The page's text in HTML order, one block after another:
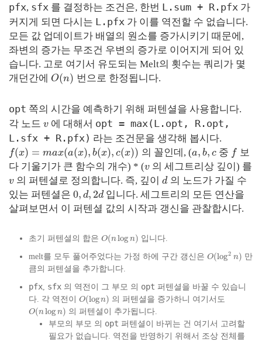
pfx, sfx 를 결정하는 조건은, 한번 L.sum + R.pfx 가
커지게 되면 다시는 L.pfx 가 이를 역전할 수 없습니다.
모든 값 업데이트가 배열의 원소를 증가시키기 때문에,
좌변의 증가는 무조건 우변의 증가로 이어지게 되어 있
습니다. 고로 여기서 유도되는 Melt의 횟수는 쿼리가 몇
개던간에 O(n) 번으로 한정됩니다.
opt 쪽의 시간을 예측하기 위해 퍼텐셜을 사용합니다.
각 노드 v 에 대해서 opt = max(L.opt, R.opt,
L.sfx + R.pfx) 라는 조건문을 생각해 봅시다.
f(x) = max(a(x), b(x), c(x)) 의 꼴인데, (a, b, c 중 f 보
다 기울기가 큰 함수의 개수) * (v 의 세그트리상 깊이) 를
v 의 퍼텐셜로 정의합니다. 즉, 깊이d의 노드가 가질 수
있는 퍼텐셜은 0, d, 2d입니다. 세그트리의 모든 연산을
살펴보면서 이 퍼텐셜 값의 시작과 갱신을 관찰합시다.
초기 퍼텐셜의 합은 O(nlog n) 입니다.
melt를 모두 풀어주었다는 가정 하에 구간 갱신은 O(log2 n) 만
큼의 퍼텐셜을 추가합니다.
pfx sfx 의 역전이 그 부모 의 opt 퍼텐셜을 바꿀 수 있습니
다. 각 역전이 O(logn) 의 퍼텐셜을 증가하니 여기서도
O(nlog n) 의 퍼텐셜이 추가됩니다.
부모의 부모 의 opt 퍼텐셜이 바뀌는 건 여기서 고려할
필요가 없습니다. 역전을 반영하기 위해서 조상 전체를